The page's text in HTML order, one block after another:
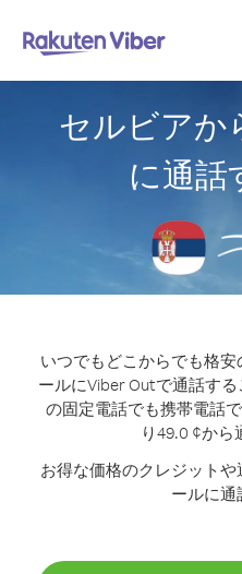
セルビアか
に通話
いつでもどこからでも格
ールにViber Outで通話する
の固定電話でも携帯電話
り49.0 ¢から
お得な価格のクレジット
ールに通